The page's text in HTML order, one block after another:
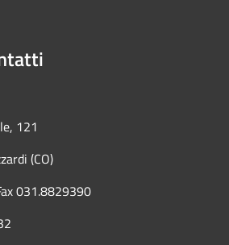
121
(CO)
031.8829390